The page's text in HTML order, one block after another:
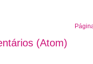
(Atom)